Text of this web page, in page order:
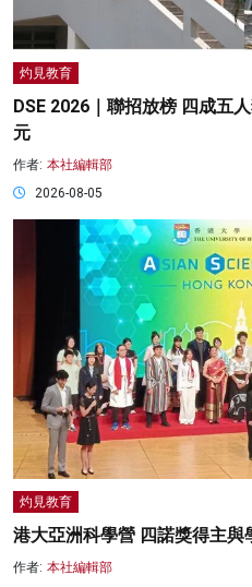
灼見教育
DSE 2026｜聯招放榜 四成五
元
作者: 本社編輯部
2026-08-05
灼見教育
港大亞洲科學營 四諾獎得主與
作者: 本社編輯部